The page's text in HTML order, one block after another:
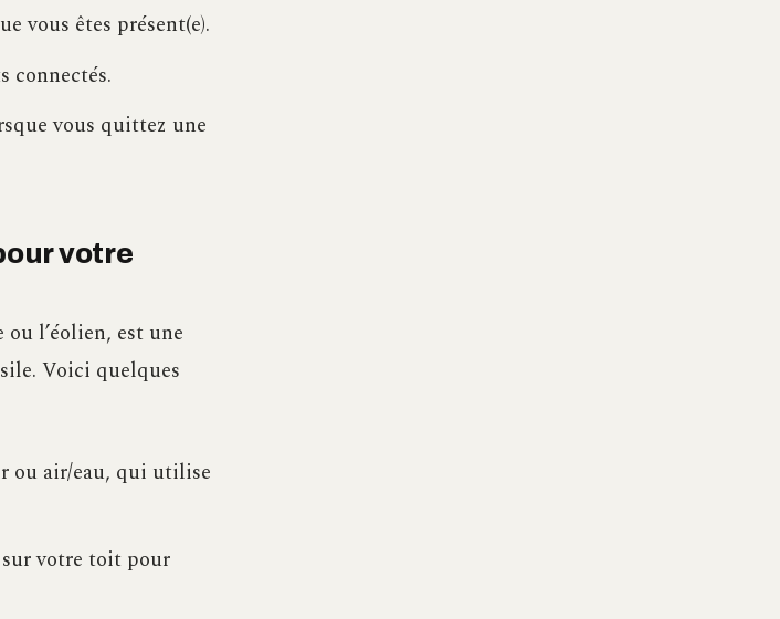
vous êtes présent(e).
connectés.
vous quittez une
votre
l’éolien, est une
Voici quelques
ou air/eau, qui utilise
votre toit pour